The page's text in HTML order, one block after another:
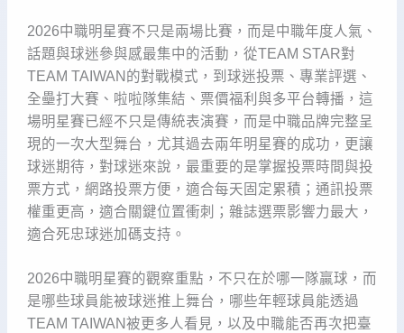
2026中職明星賽不只是兩場比賽，而是中職年度人氣、
話題與球迷參與感最集中的活動，從TEAM STAR對
TEAM TAIWAN的對戰模式，到球迷投票、專業評選、
全壘打大賽、啦啦隊集結、票價福利與多平台轉播，這
場明星賽已經不只是傳統表演賽，而是中職品牌完整呈
現的一次大型舞台，尤其過去兩年明星賽的成功，更讓
球迷期待，對球迷來說，最重要的是掌握投票時間與投
票方式，網路投票方便，適合每天固定累積；通訊投票
權重更高，適合關鍵位置衝刺；雜誌選票影響力最大，
適合死忠球迷加碼支持。
2026中職明星賽的觀察重點，不只在於哪一隊贏球，而
是哪些球員能被球迷推上舞台，哪些年輕球員能透過
TEAM TAIWAN被更多人看見，以及中職能否再次把臺